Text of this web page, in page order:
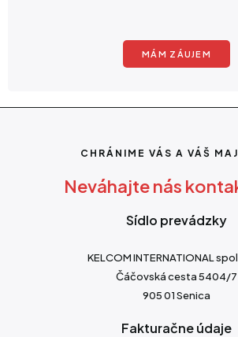
MÁM ZÁUJEM
CHRÁNIME VÁS A VÁŠ
Neváhajte nás
Sídlo prevádzky
KELCOM INTERNATIONAL
Čáčovská cesta 5404/7
905 01 Senica
Fakturačne údaje